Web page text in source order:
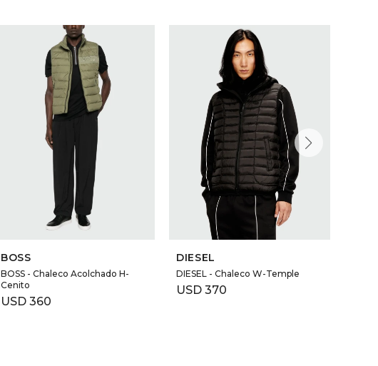
BOSS
BOSS - Chaleco Acolchado H-
Cenito
USD 360
DIESEL
DIESEL - Chaleco W-Temple
USD 370